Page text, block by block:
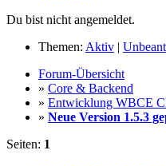
Du bist nicht angemeldet.
Themen: Aktiv |
Forum-Übersicht
» Core & Backend
» Entwicklung WBCE
» Neue Version 1.5.3
Seiten: 1